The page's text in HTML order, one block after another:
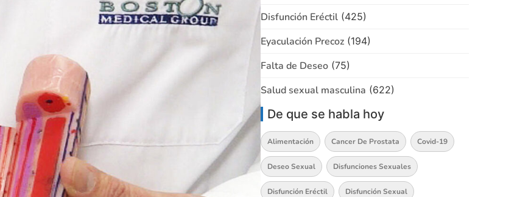
Disfunción Eréctil (425)
Eyaculación Precoz (194)
Falta de Deseo (75)
Salud sexual masculina (622)
De que se habla hoy
Alimentación Cancer De Prostata Covid-19
Deseo Sexual Disfunciones Sexuales
Disfunción Eréctil Disfunción Sexual